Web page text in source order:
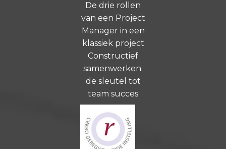
De drie rollen
van een Project
Manager in een
klassiek project
Constructief
samenwerken:
de sleutel tot
team succes